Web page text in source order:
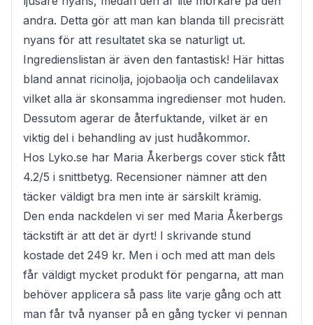
andra. Detta gör att man kan blanda till precisrätt
nyans för att resultatet ska se naturligt ut.
Ingredienslistan är även den fantastisk! Här hittas
bland annat ricinolja, jojobaolja och candelilavax
vilket alla är skonsamma ingredienser mot huden.
Dessutom agerar de återfuktande, vilket är en
viktig del i behandling av just hudåkommor.
Hos Lyko.se har Maria Åkerbergs cover stick fått
4.2/5 i snittbetyg. Recensioner nämner att den
täcker väldigt bra men inte är särskilt krämig.
Den enda nackdelen vi ser med Maria Åkerbergs
täckstift är att det är dyrt! I skrivande stund
kostade det 249 kr. Men i och med att man dels
får väldigt mycket produkt för pengarna, att man
behöver applicera så pass lite varje gång och att
man får två nyanser på en gång tycker vi pennan